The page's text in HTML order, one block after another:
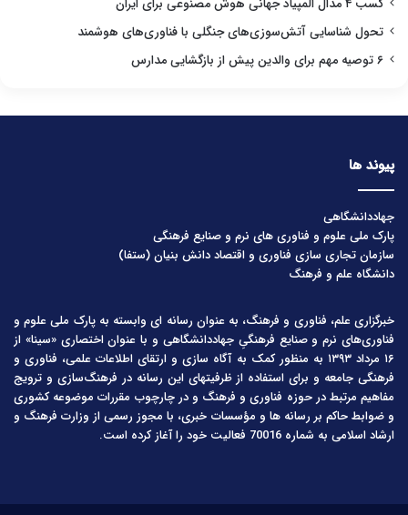
تحول شناسایی آتش‌سوزی‌های جنگلی با فناوری‌های هوشمند
۶ توصیه مهم برای والدین پیش از بازگشایی مدارس
پیوند ها
جهاددانشگاهی
پارک ملی علوم و فناوری های نرم و صنایع فرهنگی
سازمان تجاری سازی فناوری و اقتصاد دانش بنیان (ستفا)
دانشگاه علم و فرهنگ
خبرگزاری علم، فناوری و فرهنگ، به عنوان رسانه ای وابسته به پارک ملی علوم و
فناوری‌های نرم و صنایع فرهنگیِ جهاددانشگاهی و با عنوان اختصاری «سینا» از
۱۶ مرداد ۱۳۹۳ به منظور کمک به آگاه سازی و ارتقای اطلاعات علمی، فناوری و
فرهنگی جامعه و برای استفاده از ظرفیتهای این رسانه در فرهنگ‌سازی و ترویج
مفاهیم مرتبط در حوزه فناوری و فرهنگ و در چارچوب مقررات موضوعه کشوری
و ضوابط حاکم بر رسانه ها و مؤسسات خبری، با مجوز رسمی از وزارت فرهنگ و
ارشاد اسلامی به شماره 70016 فعالیت خود را آغاز کرده است.